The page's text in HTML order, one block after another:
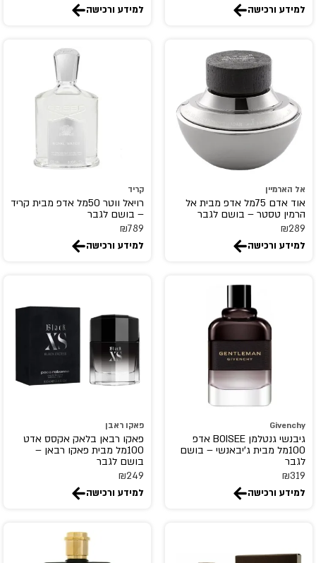
Donna Karan
DSQUARED2
dumont
Dunhill
DURU
ED HARDY
EIGHT & BOB
Elizabeth Arden
elizabeth taylor
Escentric Molecules
ESSENTIAL PARFUMS
estee lauder
ETAT LIBRE D'ORANGE
EX NIHILO
Faconnable
FLAVIA
FRAGLUXE
FRAGRANCE WORLD
franck olivier
FRENCH AVENUE
למידע ורכישה למידע ורכישה
אל הארמיין
אוד אדם 75מל אדפ מבית אל
הרמין טסטר – בושם לגבר
₪289
למידע ורכישה
קריד
רויאל ווטר 50מל אדפ מבית קריד
– בושם לגבר
₪789
למידע ורכישה
Givenchy
גיבנשי גנטלמן BOISEE אדפ
100מל מבית ג'יבאנשי – בושם
לגבר
₪319
למידע ורכישה
פאקו ראבן
פאקו רבאן בלאק אקסס אדט
100מל מבית פאקו רבאן –
בושם לגבר
₪249
למידע ורכישה